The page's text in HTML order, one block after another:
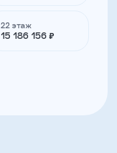
22 этаж
15 186 156 ₽